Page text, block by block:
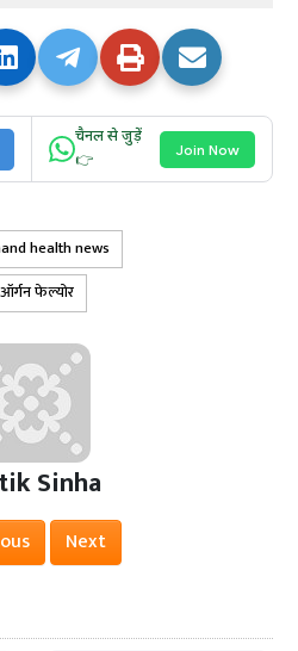
चैनल से जुड़ें
👉
Join Now
health news
फेल्योर
Sinha
Next